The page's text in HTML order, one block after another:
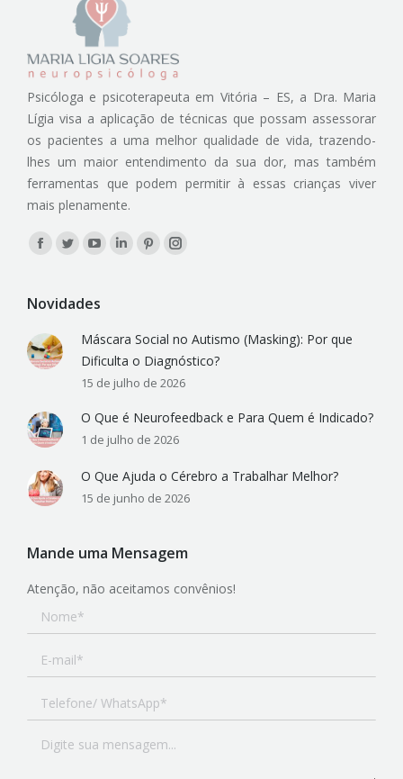
Psicóloga e psicoterapeuta em Vitória – ES, a Dra. Maria
Lígia visa a aplicação de técnicas que possam assessorar
os pacientes a uma melhor qualidade de vida, trazendo-
lhes um maior entendimento da sua dor, mas também
ferramentas que podem permitir à essas crianças viver
mais plenamente.
Encontre-nos em:
Facebook
TwitterYouTubeLinkedinPinterestInstagram
Novidades
Máscara Social no Autismo (Masking): Por que
Dificulta o Diagnóstico?
15 de julho de 2026
O Que é Neurofeedback e Para Quem é Indicado?
1 de julho de 2026
O Que Ajuda o Cérebro a Trabalhar Melhor?
15 de junho de 2026
Mande uma Mensagem
Atenção, não aceitamos convênios!